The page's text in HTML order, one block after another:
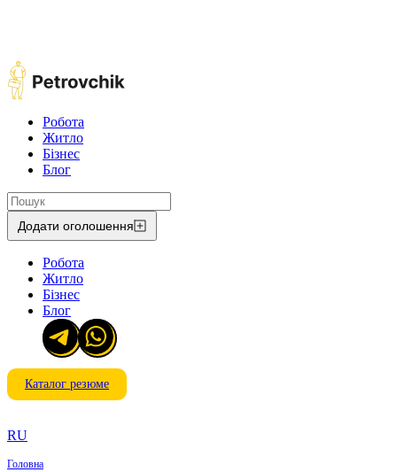
Робота
Житло
Бізнес
Блог
Додати оголошення
Робота
Житло
Бізнес
Блог
Каталог резюме
RU
Головна